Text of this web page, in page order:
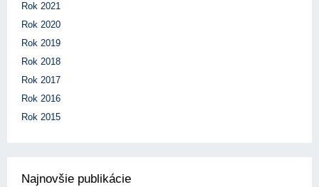
Rok 2021
Rok 2020
Rok 2019
Rok 2018
Rok 2017
Rok 2016
Rok 2015
Najnovšie publikácie